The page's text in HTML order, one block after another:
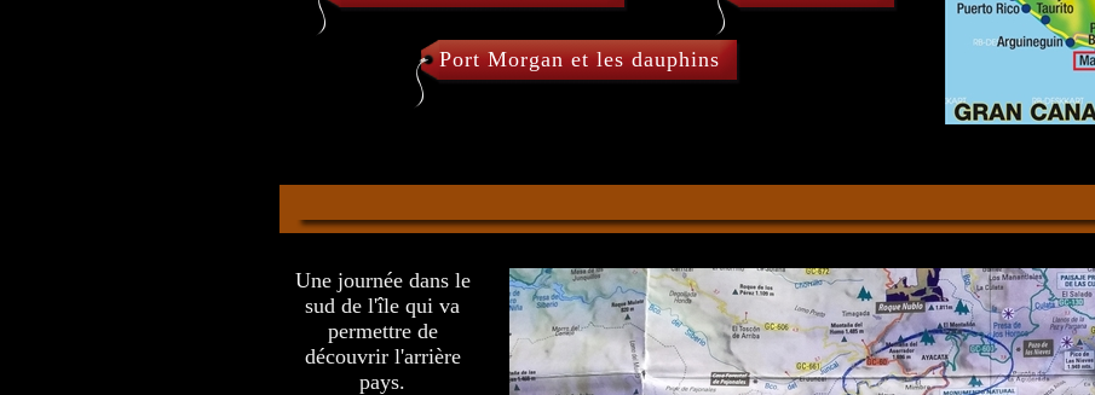
Port Morgan et les dauphins
Une journée dans le
sud de l'île qui va
permettre de
découvrir l'arrière
pays.